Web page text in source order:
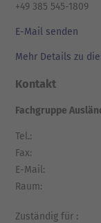
+49 385 545-1809
E-Mail senden
Mehr Details zu
Kontakt
Fachgruppe
Tel.:
Fax:
E-Mail:
Raum:
Zuständig für :